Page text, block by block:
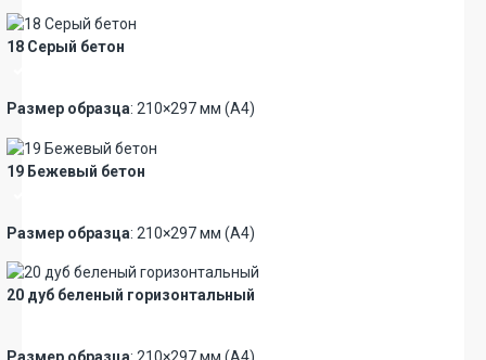
18 Серый бетон
Размер образца: 210×297 мм (А4)
19 Бежевый бетон
Размер образца: 210×297 мм (А4)
20 дуб беленый горизонтальный